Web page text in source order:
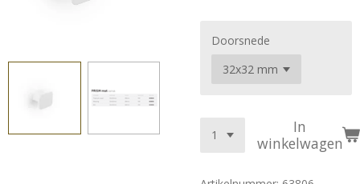
Doorsnede
In
winkelwagen